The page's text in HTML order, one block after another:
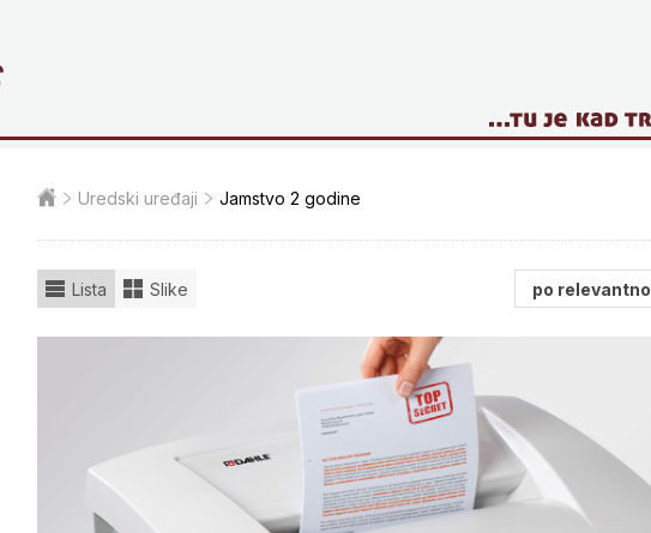
Uredski uređaji Jamstvo 2 godine
Lista Slike